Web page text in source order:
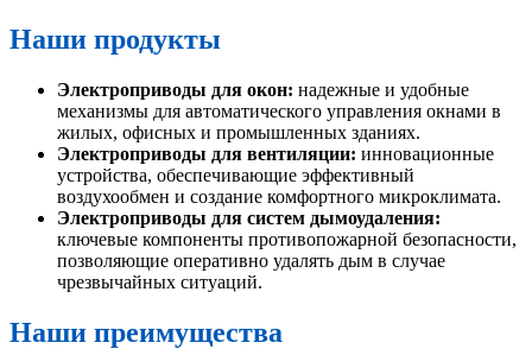
Наши продукты
Электроприводы для окон: надежные и удобные
механизмы для автоматического управления окнами в
жилых, офисных и промышленных зданиях.
Электроприводы для вентиляции: инновационные
устройства, обеспечивающие эффективный
воздухообмен и создание комфортного микроклимата.
Электроприводы для систем дымоудаления:
ключевые компоненты противопожарной безопасности,
позволяющие оперативно удалять дым в случае
чрезвычайных ситуаций.
Наши преимущества